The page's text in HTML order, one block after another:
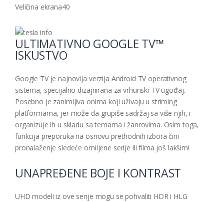
Veličina ekrana40
ULTIMATIVNO GOOGLE TV™
ISKUSTVO
Google TV je najnovija verzija Android TV operativnog
sistema, specijalno dizajnirana za vrhunski TV ugođaj.
Posebno je zanimljiva onima koji uživaju u striming
platformama, jer može da grupiše sadržaj sa više njih, i
organizuje ih u skladu sa temama i žanrovima. Osim toga,
funkcija preporuka na osnovu prethodnih izbora čini
pronalaženje sledeće omiljene serije ili filma još lakšim!
UNAPREĐENE BOJE I KONTRAST
UHD modeli iz ove serije mogu se pohvaliti HDR i HLG